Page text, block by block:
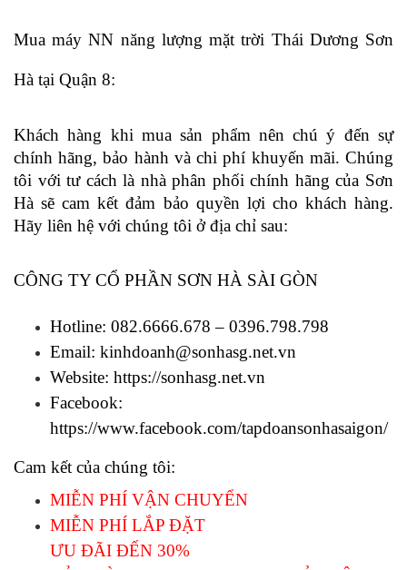
Mua máy NN năng lượng mặt trời Thái Dương Sơn
Hà tại Quận 8:
Khách hàng khi mua sản phẩm nên chú ý đến sự
chính hãng, bảo hành và chi phí khuyến mãi. Chúng
tôi với tư cách là nhà phân phối chính hãng của Sơn
Hà sẽ cam kết đảm bảo quyền lợi cho khách hàng.
Hãy liên hệ với chúng tôi ở địa chỉ sau:
CÔNG TY CỔ PHẦN SƠN HÀ SÀI GÒN
Hotline: 082.6666.678 – 0396.798.798
Email: kinhdoanh@sonhasg.net.vn
Website: https://sonhasg.net.vn
https://www.facebook.com/tapdoansonhasaigon/
Cam kết của chúng tôi:
MIỄN PHÍ VẬN CHUYỂN
MIỄN PHÍ LẮP ĐẶT
ƯU ĐÃI ĐẾN 30%